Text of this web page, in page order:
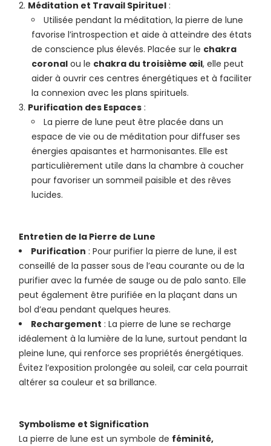
Méditation et Travail Spirituel :
Utilisée pendant la méditation, la pierre de lune
favorise l’introspection et aide à atteindre des états
de conscience plus élevés. Placée sur le chakra
coronal ou le chakra du troisième œil, elle peut
aider à ouvrir ces centres énergétiques et à faciliter
la connexion avec les plans spirituels.
Purification des Espaces :
La pierre de lune peut être placée dans un
espace de vie ou de méditation pour diffuser ses
énergies apaisantes et harmonisantes. Elle est
particulièrement utile dans la chambre à coucher
pour favoriser un sommeil paisible et des rêves
lucides.
Entretien de la Pierre de Lune
Purification : Pour purifier la pierre de lune, il est
conseillé de la passer sous de l’eau courante ou de la
purifier avec la fumée de sauge ou de palo santo. Elle
peut également être purifiée en la plaçant dans un
bol d’eau pendant quelques heures.
Rechargement : La pierre de lune se recharge
idéalement à la lumière de la lune, surtout pendant la
pleine lune, qui renforce ses propriétés énergétiques.
Évitez l’exposition prolongée au soleil, car cela pourrait
altérer sa couleur et sa brillance.
Symbolisme et Signification
La pierre de lune est un symbole de féminité,